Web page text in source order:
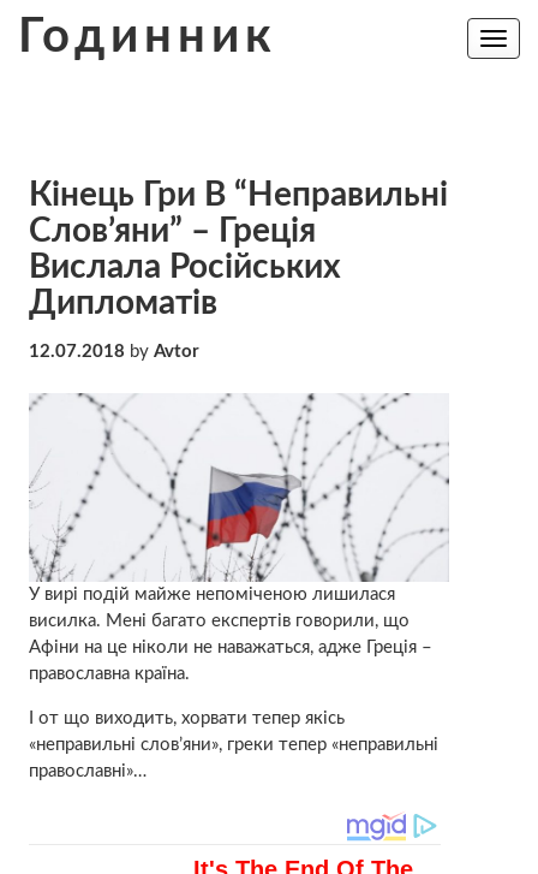
Годинник
Toggle
Кінець Гри В “Неправильні
Слов’яни” – Греція
Вислала Російських
Дипломатів
12.07.2018 by Avtor
У вирі подій майже непоміченою лишилася
висилка. Мені багато експертів говорили, що
Афіни на це ніколи не наважаться, адже Греція –
православна країна.
І от що виходить, хорвати тепер якісь
«неправильні слов’яни», греки тепер «неправильні
православні»…